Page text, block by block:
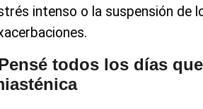
intenso o la suspensión de
todos los días